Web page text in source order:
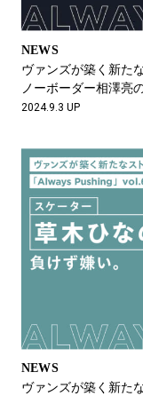
NEWS
ヴァンズが築く新た
ノーボーダー相澤亮
2024.9.3 UP
NEWS
ヴァンズが築く新た